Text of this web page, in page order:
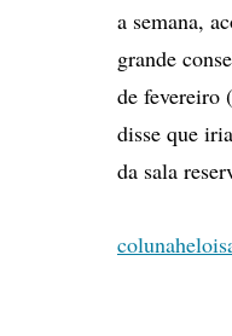
a semana,
grande
de fevereiro
disse que
da sala